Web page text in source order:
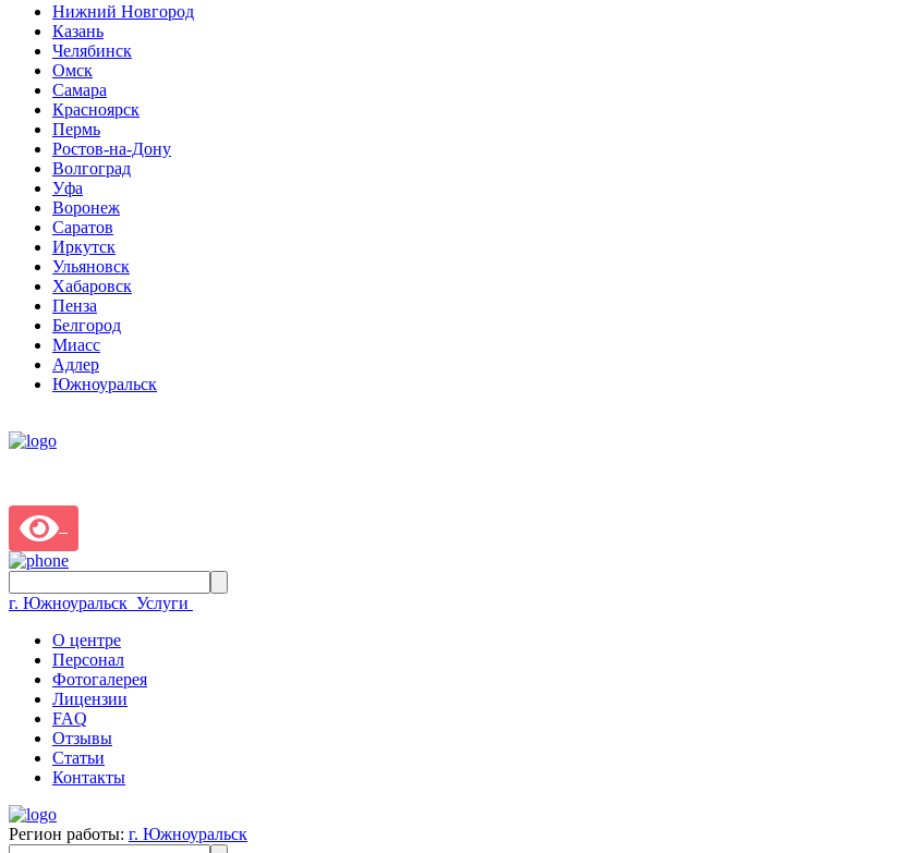
Нижний Новгород
Казань
Челябинск
Омск
Самара
Красноярск
Пермь
Ростов-на-Дону
Волгоград
Уфа
Воронеж
Саратов
Иркутск
Ульяновск
Хабаровск
Пенза
Белгород
Миасс
Адлер
Южноуральск
г. Южноуральск Услуги
О центре
Персонал
Фотогалерея
Лицензии
FAQ
Отзывы
Статьи
Контакты
Регион работы: г. Южноуральск